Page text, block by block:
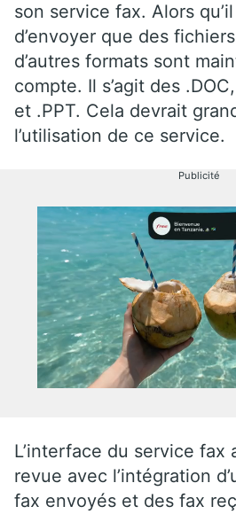
son service fax. Alors
d’envoyer que des
d’autres formats sont
compte. Il s’agit des
et .PPT. Cela devrait
l’utilisation de ce service.
Publicité
L’interface du service fax
revue avec l’intégration
fax envoyés et des fax